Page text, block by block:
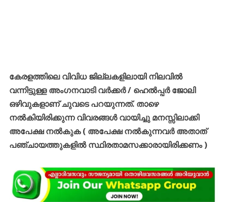
കേരളത്തിലെ വിവിധ ജില്ലകളിലായി നിലവിൽ
വന്നിട്ടുള്ള അംഗനവാടി വർക്കർ / ഹെൽപ്പർ ജോലി
ഒഴിവുകളാണ് ചുവടെ പറയുന്നത്. താഴെ
നൽകിയിരിക്കുന്ന വിവരങ്ങൾ വായിച്ചു മനസ്സിലാക്കി
അപേക്ഷ നൽകുക ( അപേക്ഷ നൽകുന്നവർ അതാത്
പഞ്ചായത്തുകളിൽ സ്ഥിരതാമസക്കാരായിരിക്കണം )